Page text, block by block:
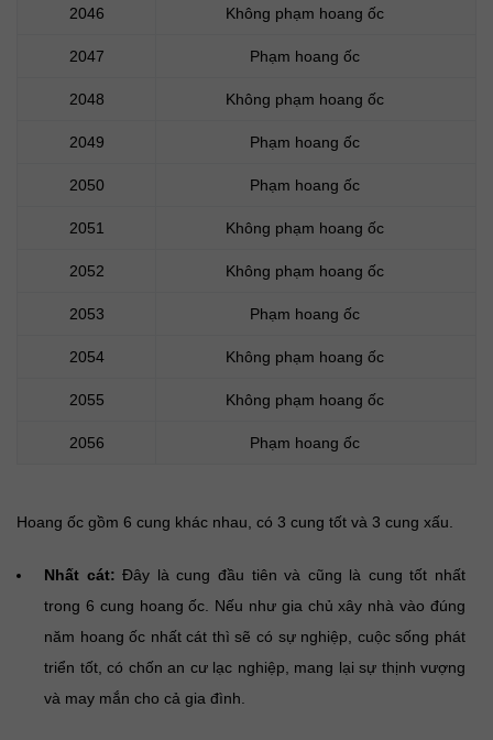
2046 Không phạm hoang ốc
2047 Phạm hoang ốc
2048 Không phạm hoang ốc
2049 Phạm hoang ốc
2050 Phạm hoang ốc
2051 Không phạm hoang ốc
2052 Không phạm hoang ốc
2053 Phạm hoang ốc
2054 Không phạm hoang ốc
2055 Không phạm hoang ốc
2056 Phạm hoang ốc
Hoang ốc gồm 6 cung khác nhau, có 3 cung tốt và 3 cung xấu.
Nhất cát:Đây là cung đầu tiên và cũng là cung tốt nhất
trong 6 cung hoang ốc. Nếu như gia chủ xây nhà vào đúng
năm hoang ốc nhất cát thì sẽ có sự nghiệp, cuộc sống phát
triển tốt, có chốn an cư lạc nghiệp, mang lại sự thịnh vượng
và may mắn cho cả gia đình.